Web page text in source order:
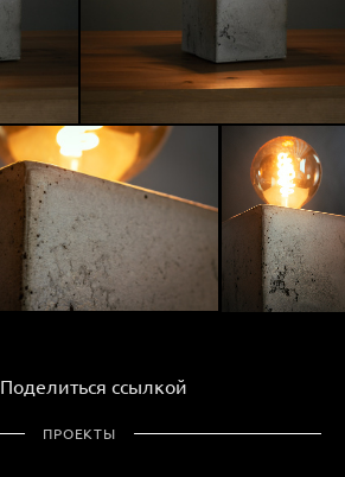
Поделиться ссылкой
ПРОЕКТЫ